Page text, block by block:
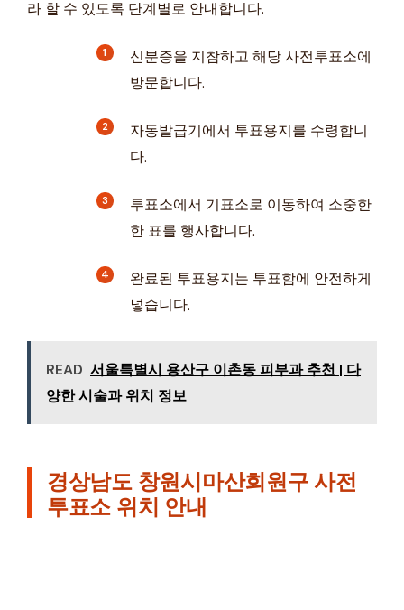
라 할 수 있도록 단계별로 안내합니다.
신분증을 지참하고 해당 사전투표소에
방문합니다.
자동발급기에서 투표용지를 수령합니
다.
투표소에서 기표소로 이동하여 소중한
한 표를 행사합니다.
완료된 투표용지는 투표함에 안전하게
넣습니다.
READ 서울특별시 용산구 이촌동 피부과 추천 | 다
양한 시술과 위치 정보
경상남도 창원시마산회원구 사전
투표소 위치 안내